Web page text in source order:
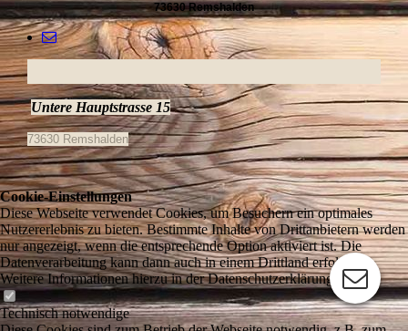
73630 Remshalden
Untere Hauptstrasse 15
73630 Remshalden
Cookie-Einstellungen
Diese Webseite verwendet Cookies, um Besuchern ein optimales
Nutzererlebnis zu bieten. Bestimmte Inhalte von Drittanbietern werden
nur angezeigt, wenn die entsprechende Option aktiviert ist. Die
Datenverarbeitung kann dann auch in einem Drittland erfolgen.
Weitere Informationen hierzu in der Datenschutzerklärung.
Technisch notwendige